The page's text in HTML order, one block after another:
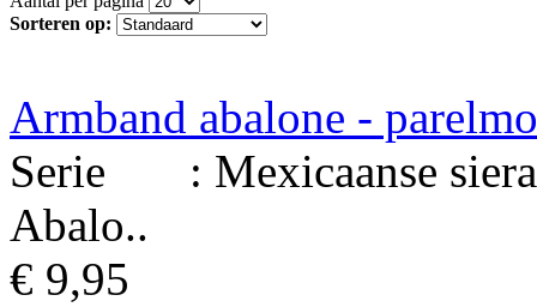
Sorteren op:
Armband abalone -
Serie : Mexicaanse
Abalo..
€ 9,95